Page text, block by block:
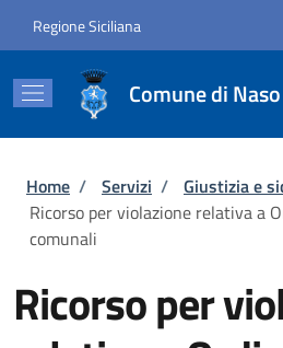
Regione Siciliana
Comune di Naso
Briciole di pane
Home / Servizi / Giustizia e
Ricorso per violazione relativa a
comunali
Ricorso per